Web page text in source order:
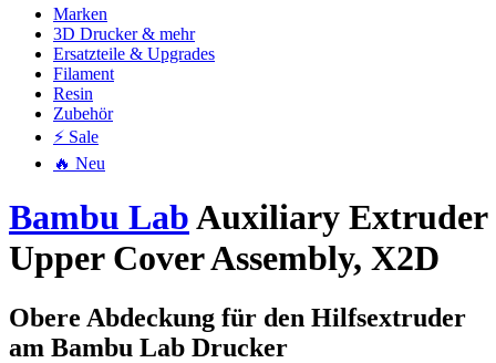
Marken
3D Drucker & mehr
Ersatzteile & Upgrades
Filament
Resin
Zubehör
⚡ Sale
🔥 Neu
Bambu LabAuxiliary Extruder
Upper Cover Assembly, X2D
Obere Abdeckung für den Hilfsextruder
am Bambu Lab Drucker